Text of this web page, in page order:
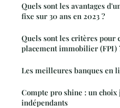
Quels sont les avantages
fixe sur 30 ans en 2023 ?
Quels sont les critères pour
placement immobilier (FPI)
Les meilleures banques en
Compte pro shine : un
indépendants